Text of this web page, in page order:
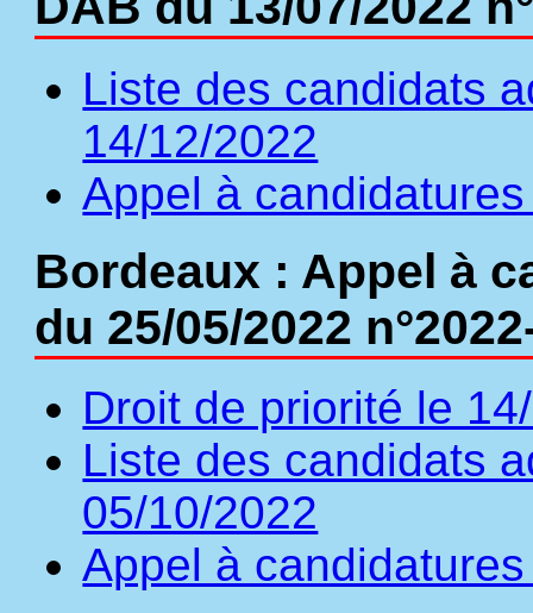
Liste des candidats
14/12/2022
Appel à
Bordeaux : Appel à
du 25/05/2022
Droit de priorité le
Liste des candidats
05/10/2022
Appel à